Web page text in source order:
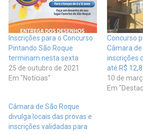
Inscrições para o Concurso
Pintando São Roque
terminam nesta sexta
25 de outubro de 2021
Em "Notícias"
Concurso
Câmara
inscrições
até R$ 12,8
10 de
Em
Câmara de São Roque
divulga locais das provas e
inscrições validadas para